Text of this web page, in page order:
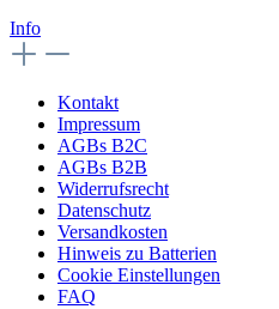
Info
Kontakt
Impressum
AGBs B2C
AGBs B2B
Widerrufsrecht
Datenschutz
Versandkosten
Hinweis zu Batterien
Cookie Einstellungen
FAQ